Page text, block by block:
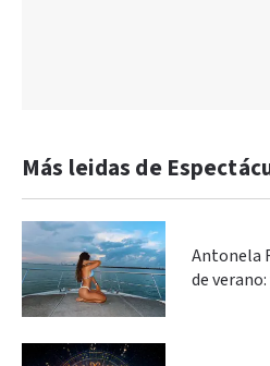
Más leidas de
Antonela
de